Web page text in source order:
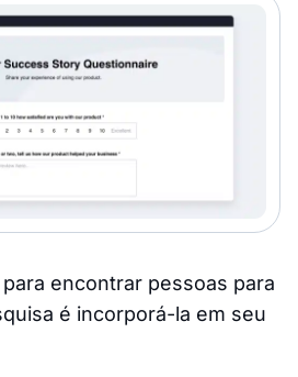
encontrar pessoas para
é incorporá-la em seu